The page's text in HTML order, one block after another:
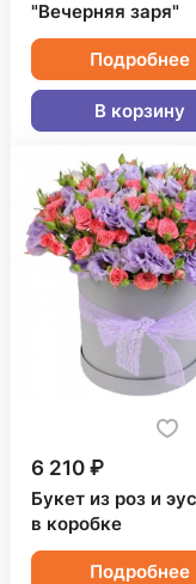
"Вечерняя заря"
Подробнее
В корзину
6 210 ₽
Букет из роз и
в коробке
Подробнее